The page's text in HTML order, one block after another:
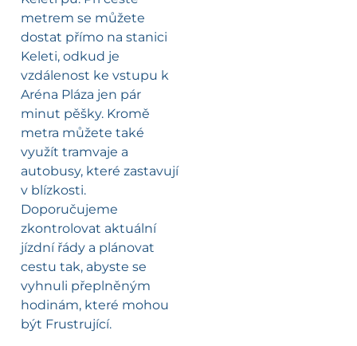
metrem se můžete
dostat přímo na stanici
Keleti, odkud je
vzdálenost ke vstupu k
Aréna Pláza jen pár
minut pěšky. Kromě
metra můžete také
využít tramvaje a
autobusy, které zastavují
v blízkosti.
Doporučujeme
zkontrolovat aktuální
jízdní řády a plánovat
cestu tak, abyste se
vyhnuli přeplněným
hodinám, které mohou
být Frustrující.